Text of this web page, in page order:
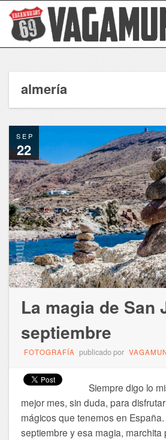
almería
SEP
22
La magia de San
septiembre
FOTOGRAFÍA publicado por
Siempre digo lo
mejor mes, sin duda, para
mágicos que tenemos en
septiembre y esa magia, marchita